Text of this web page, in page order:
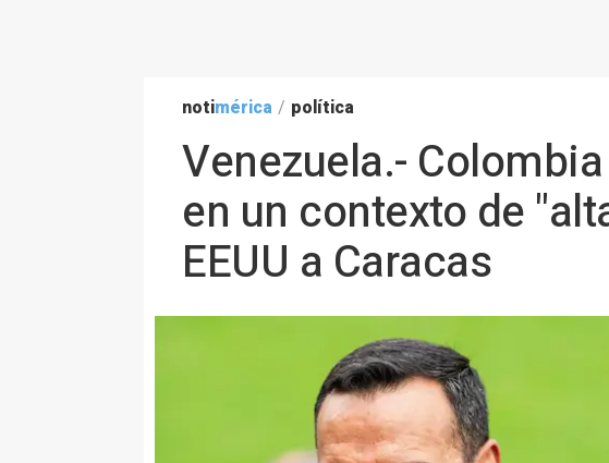
notimérica / política
Venezuela.-
en un contexto de
EEUU a Caracas